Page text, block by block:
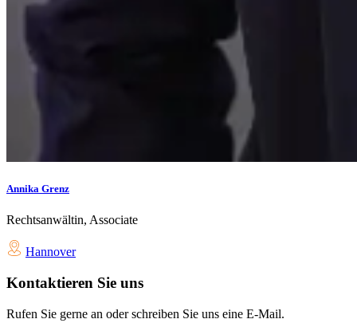
Annika Grenz
Rechtsanwältin, Associate
Hannover
Kontaktieren Sie uns
Rufen Sie gerne an oder schreiben Sie uns eine E-Mail.